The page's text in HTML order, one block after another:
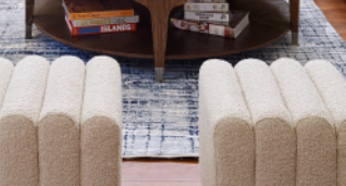
en tono gris, se integra con ligereza
de partida: la colección ofrece
tuya, en perfecta sintonía con tu estilo
Fusion acompañan la experiencia
sobremesa larga, partida